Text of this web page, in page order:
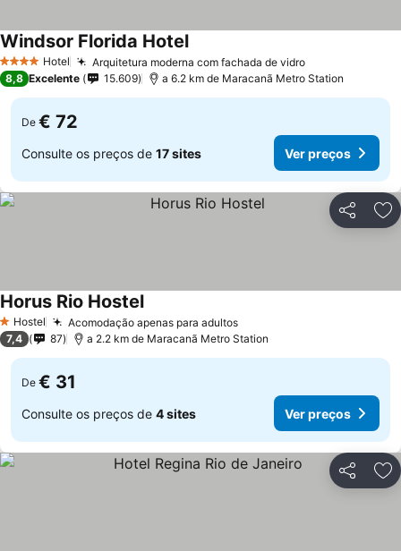
4 EstrelasHotel Arquitetura moderna com fachada de vidro
Windsor Florida Hotel
8,8 Excelente 15.609 a 6.2 km de Maracanã Metro Station
De € 72
Consulte os preços de 17 sites Ver preços
Partilhar
1 Estrelas
Hostel Acomodação apenas para adultos
Horus Rio Hostel
7,4 87 a 2.2 km de Maracanã Metro Station
De € 31
Consulte os preços de 4 sites Ver preços
Partilhar